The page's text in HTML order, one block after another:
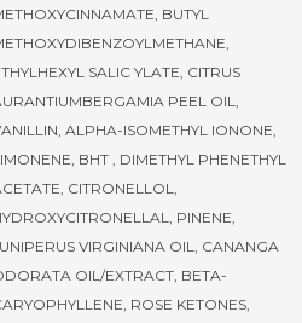
BUTYL
SALIC YLATE, CITRUS
PEEL OIL,
ALPHA-ISOMETHYL IONONE,
BHT , DIMETHYL PHENETHYL
CITRONELLOL,
PINENE,
VIRGINIANA OIL, CANANGA
OIL/EXTRACT, BETA-
ROSE KETONES,